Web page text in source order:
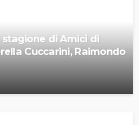
di Amici di
Cuccarini, Raimondo